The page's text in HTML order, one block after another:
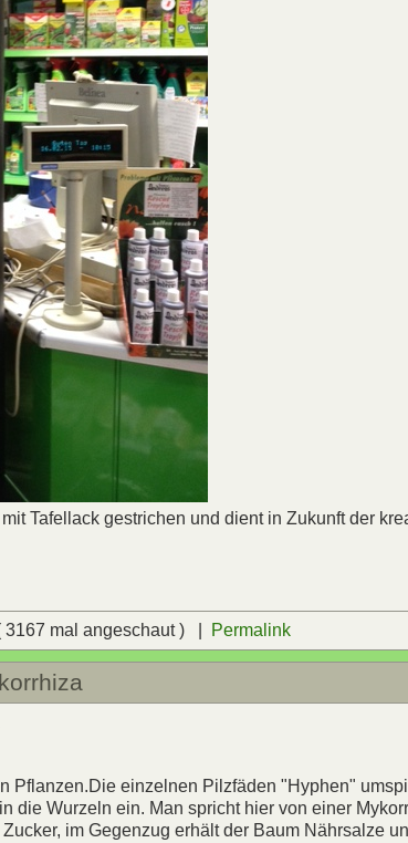
Tafellack gestrichen und dient in Zukunft der
3167 mal angeschaut ) | Permalink
Pflanzen.Die einzelnen Pilzfäden "Hyphen"
die Wurzeln ein. Man spricht hier von einer
im Gegenzug erhält der Baum Nährsalze